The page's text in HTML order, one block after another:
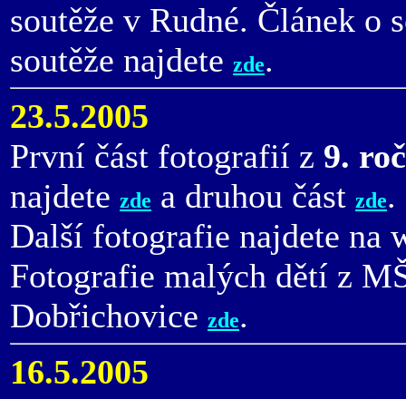
soutěže v Rudné. Článek o
soutěže najdete zde.
23.5.2005
První část fotografií z 9.
najdete zde a druhou část zde.
Další fotografie najdete
Fotografie malých dětí z
Dobřichovice zde.
16.5.2005